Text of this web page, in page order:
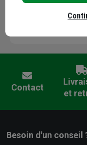
Contact
et
Besoin d'un conseil